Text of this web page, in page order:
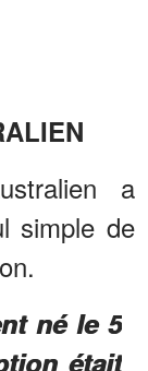
a
simple de
né le 5
était